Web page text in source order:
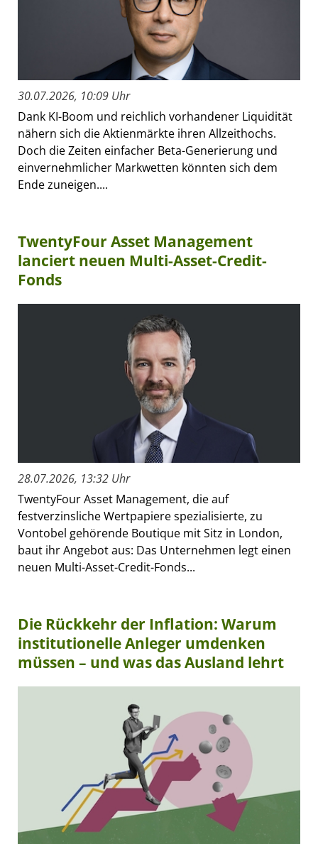
30.07.2026, 10:09 Uhr
Dank KI-Boom und reichlich vorhandener Liquidität
nähern sich die Aktienmärkte ihren Allzeithochs.
Doch die Zeiten einfacher Beta-Generierung und
einvernehmlicher Markwetten könnten sich dem
Ende zuneigen....
TwentyFour Asset Management
lanciert neuen Multi-Asset-Credit-
Fonds
28.07.2026, 13:32 Uhr
TwentyFour Asset Management, die auf
festverzinsliche Wertpapiere spezialisierte, zu
Vontobel gehörende Boutique mit Sitz in London,
baut ihr Angebot aus: Das Unternehmen legt einen
neuen Multi-Asset-Credit-Fonds...
Die Rückkehr der Inflation: Warum
institutionelle Anleger umdenken
müssen – und was das Ausland lehrt